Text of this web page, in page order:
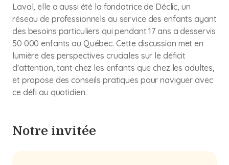
Laval, elle a aussi été la fondatrice de Déclic, un
réseau de professionnels au service des enfants ayant
des besoins particuliers qui pendant 17 ans a desservis
50 000 enfants au Québec. Cette discussion met en
lumière des perspectives cruciales sur le déficit
d'attention, tant chez les enfants que chez les adultes,
et propose des conseils pratiques pour naviguer avec
ce défi au quotidien.
Notre invitée